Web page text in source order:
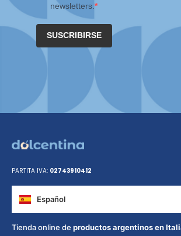
newsletters.
SUSCRIBIRSE
PARTITA IVA: 02743910412
Español
Italiano
Tienda online de productos argentinos en